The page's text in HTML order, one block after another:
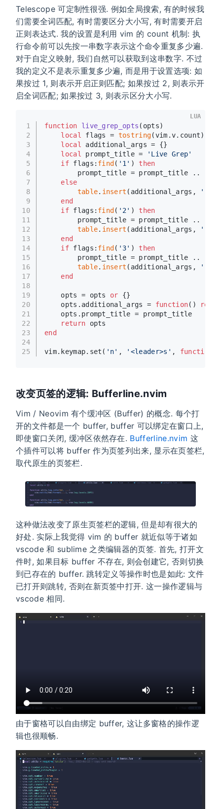
Telescope 可定制性很强. 例如全局搜索, 有的时候我
们需要全词匹配, 有时需要区分大小写, 有时需要开启
正则表达式. 我的设置是利用 vim 的 count 机制: 执
行命令前可以先按一串数字表示这个命令重复多少遍.
对于自定义映射, 我们自然可以获取到这串数字. 不过
我的定义不是表示重复多少遍, 而是用于设置选项: 如
果按过 1, 则表示开启正则匹配; 如果按过 2, 则表示开
启全词匹配; 如果按过 3, 则表示区分大小写.
1
2
3
4
5
6
7
8
9
10
11
12
13
14
15
16
17
18
19
20
21
22
23
24
25
function live_grep_opts (opts)
local flags = tostring(vim.v.count)
local additional_args = {}
local prompt_title =
'Live Grep'
if flags: find ( '1' ) then
        prompt_title = prompt_title ..
else
table. insert (additional_args,
'--
end
if flags: find ( '2' ) then
        prompt_title = prompt_title ..
table. insert (additional_args,
'--
end
if flags: find ( '3' ) then
        prompt_title = prompt_title ..
table. insert (additional_args,
'--
end
    opts = opts
or {}
    opts.additional_args =
function()
    opts.prompt_title = prompt_title
return opts
end
vim.keymap.set( 'n' , '<leader>s' , function
LUA
改变页签的逻辑: Bufferline.nvim
Vim / Neovim 有个缓冲区 (Buffer) 的概念. 每个打
开的文件都是一个 buffer, buffer 可以绑定在窗口上,
即使窗口关闭, 缓冲区依然存在. Bufferline.nvim 这
个插件可以将 buffer 作为页签列出来, 显示在页签栏,
取代原生的页签栏.
这种做法改变了原生页签栏的逻辑, 但是却有很大的
好处. 实际上我觉得 vim 的 buffer 就近似等于诸如
vscode 和 sublime 之类编辑器的页签. 首先, 打开文
件时, 如果目标 buffer 不存在, 则会创建它, 否则切换
到已存在的 buffer. 跳转定义等操作时也是如此: 文件
已打开则跳转, 否则在新页签中打开. 这一操作逻辑与
vscode 相同.
由于窗格可以自由绑定 buffer, 这让多窗格的操作逻
辑也很顺畅.